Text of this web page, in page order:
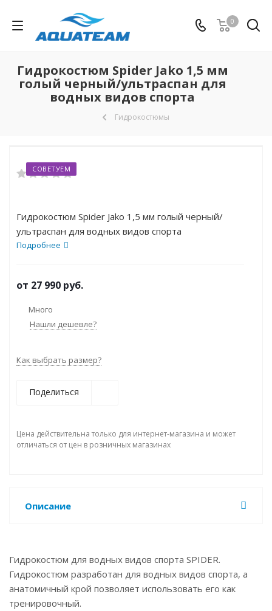
0
Гидрокостюм Spider Jako 1,5 мм
голый черный/ультраспан для
водных видов спорта
Гидрокостюмы
СОВЕТУЕМ
Гидрокостюм Spider Jako 1,5 мм голый черный/
ультраспан для водных видов спорта
Подробнее
от 27 990 руб.
Много
Нашли дешевле?
Как выбрать размер?
Поделиться
Цена действительна только для интернет-магазина и может
отличаться от цен в розничных магазинах
Описание
Гидрокостюм для водных видов спорта SPIDER.
Гидрокостюм разработан для водных видов спорта, а
анатомичный крой позволяет использовать его как
тренировочный.